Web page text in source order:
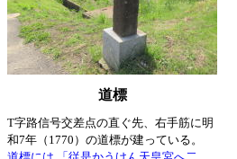
道標
T字路信号交差点の直ぐ先、右手筋に明
和7年（1770）の道標が建っている。